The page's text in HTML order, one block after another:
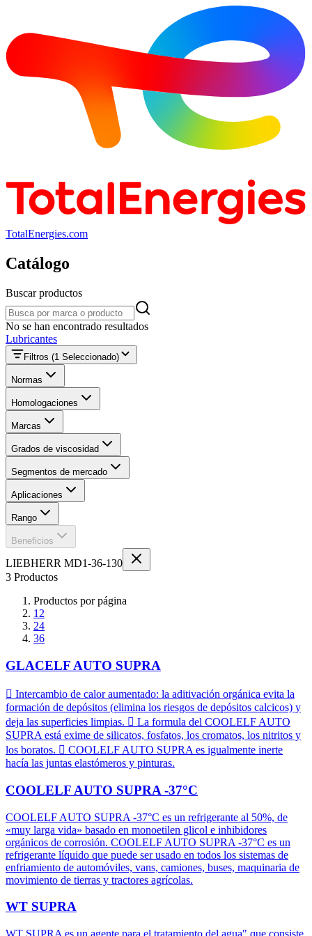
TotalEnergies.com
Catálogo
Buscar productos
Buscar productos
No se han encontrado resultados
Lubricantes
Filtros (1 Seleccionado)
Normas
Homologaciones
Marcas
Grados de viscosidad
Segmentos de mercado
Aplicaciones
Rango
Beneficios
LIEBHERR MD1-36-130
3 Productos
Productos por página
12
24
36
GLACELF AUTO SUPRA
 Intercambio de calor aumentado: la aditivación orgánica evita la
formación de depósitos (elimina los riesgos de depósitos calcicos) y
deja las superficies limpias.  La formula del COOLELF AUTO
SUPRA está exime de silicatos, fosfatos, los cromatos, los nitritos y
los boratos.  COOLELF AUTO SUPRA es igualmente inerte
hacía las juntas elastómeros y pinturas.
COOLELF AUTO SUPRA -37°C
COOLELF AUTO SUPRA -37°C es un refrigerante al 50%, de
«muy larga vida» basado en monoetilen glicol e inhibidores
orgánicos de corrosión. COOLELF AUTO SUPRA -37°C es un
refrigerante líquido que puede ser usado en todos los sistemas de
enfriamiento de automóviles, vans, camiones, buses, maquinaria de
movimiento de tierras y tractores agrícolas.
WT SUPRA